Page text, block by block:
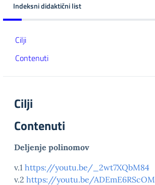
Indeksni didaktični list
Cilji
Contenuti
Cilji
Contenuti
Deljenje polinomov
v.1 https://youtu.be/_2wt7XQbM84
v.2 https://youtu.be/ADEmE6RScOM